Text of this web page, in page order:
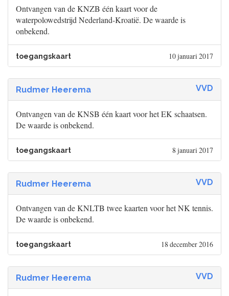
Ontvangen van de KNZB één kaart voor de
waterpolowedstrijd Nederland-Kroatië. De waarde is
onbekend.
toegangskaart 10 januari 2017
Rudmer Heerema VVD
Ontvangen van de KNSB één kaart voor het EK schaatsen.
De waarde is onbekend.
toegangskaart 8 januari 2017
Rudmer Heerema VVD
Ontvangen van de KNLTB twee kaarten voor het NK tennis.
De waarde is onbekend.
toegangskaart 18 december 2016
Rudmer Heerema VVD